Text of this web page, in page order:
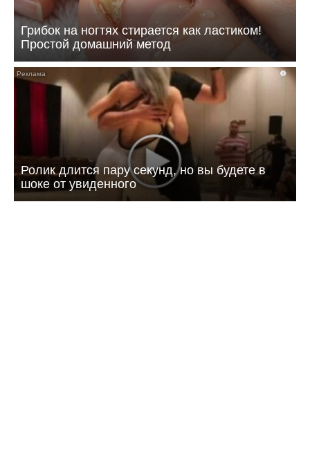
Грибок на ногтях стирается как ластиком!
Простой домашний метод
i
Ролик длится пару секунд, но вы будете в
шоке от увиденного